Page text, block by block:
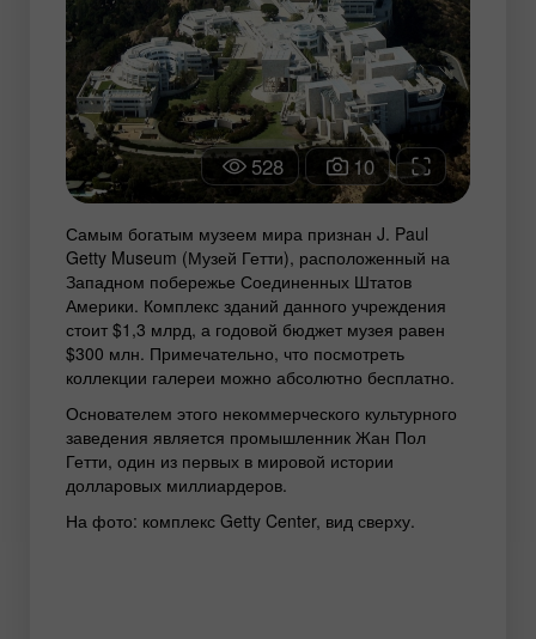
528 10
Самым богатым музеем мира признан J. Paul
Getty Museum (Музей Гетти), расположенный на
Западном побережье Соединенных Штатов
Америки. Комплекс зданий данного учреждения
стоит $1,3 млрд, а годовой бюджет музея равен
$300 млн. Примечательно, что посмотреть
коллекции галереи можно абсолютно бесплатно.
Основателем этого некоммерческого культурного
заведения является промышленник Жан Пол
Гетти, один из первых в мировой истории
долларовых миллиардеров.
На фото: комплекс Getty Center, вид сверху.